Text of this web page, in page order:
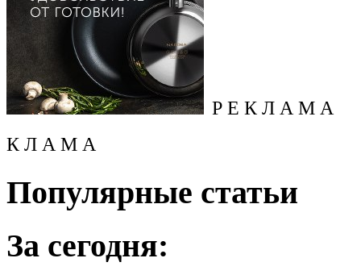
Р Е К Л А М А
К Л А М А
Популярные статьи
За сегодня: